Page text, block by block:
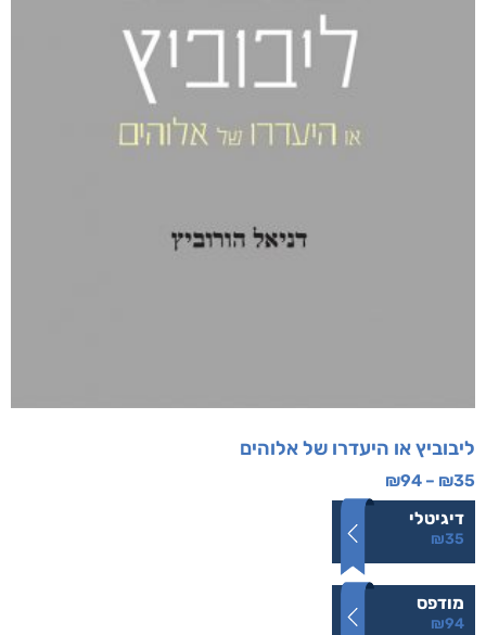
ליבוביץ או היעדרו של אלוהים
₪35
–
₪94
דיגיטלי
₪35
מודפס
₪94